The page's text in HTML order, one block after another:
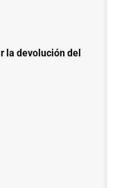
la devolución del